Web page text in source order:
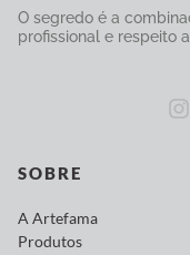
O segredo é a
profissional e respeito
SOBRE
A Artefama
Produtos